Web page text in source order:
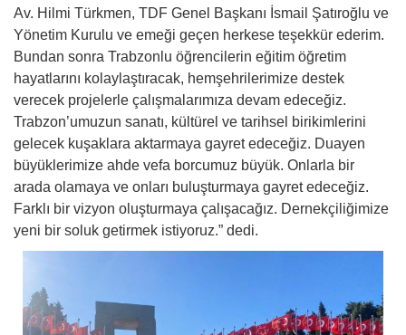
Av. Hilmi Türkmen, TDF Genel Başkanı İsmail Şatıroğlu ve
Yönetim Kurulu ve emeği geçen herkese teşekkür ederim.
Bundan sonra Trabzonlu öğrencilerin eğitim öğretim
hayatlarını kolaylaştıracak, hemşehrilerimize destek
verecek projelerle çalışmalarımıza devam edeceğiz.
Trabzon’umuzun sanatı, kültürel ve tarihsel birikimlerini
gelecek kuşaklara aktarmaya gayret edeceğiz. Duayen
büyüklerimize ahde vefa borcumuz büyük. Onlarla bir
arada olamaya ve onları buluşturmaya gayret edeceğiz.
Farklı bir vizyon oluşturmaya çalışacağız. Dernekçiliğimize
yeni bir soluk getirmek istiyoruz.” dedi.